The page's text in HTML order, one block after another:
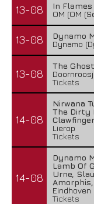
13-08
In
OM (OM
13-08
Dynamo
Dynamo
13-08
The
Tickets
14-08
Nirwana
The Dirty
Clawfinger
Lierop
Tickets
14-08
Dynamo
Lamb Of
Urne,
Eindhoven
Tickets